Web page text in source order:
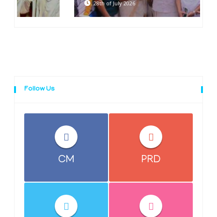
28th of July 2026
Follow Us
CM PRD